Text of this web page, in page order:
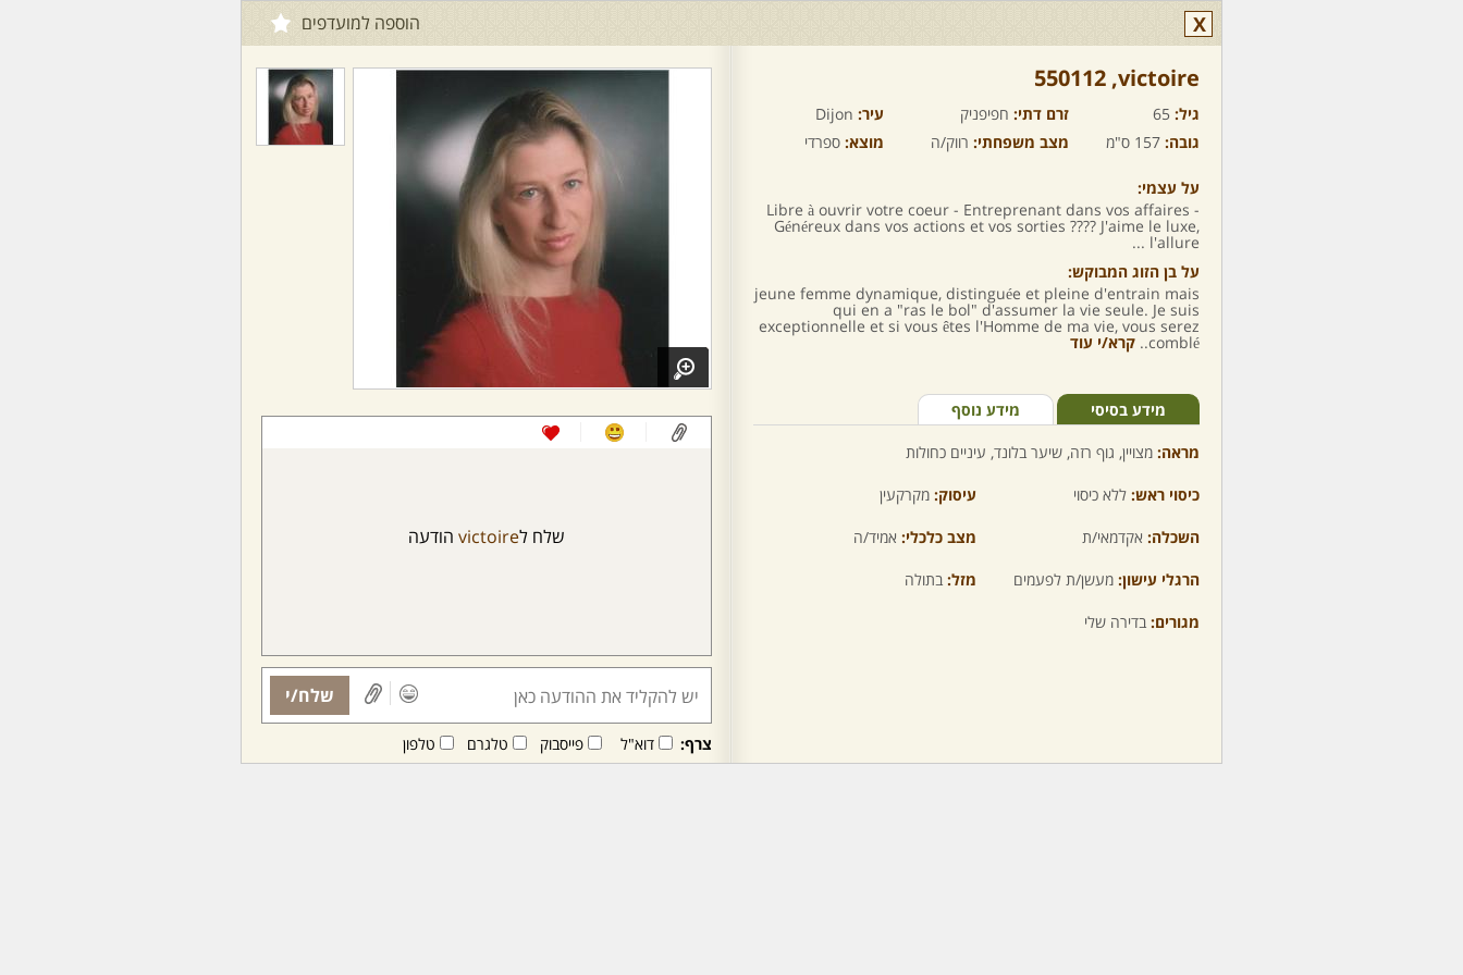
X הוספה למועדפים
victoire,‏ 550112
גיל: 65 זרם דתי: חפיפניק עיר: Dijon
גובה: 157 ס"מ מצב משפחתי: רווק/ה מוצא: ספרדי
על עצמי:
Libre à ouvrir votre coeur - Entreprenant dans vos affaires -
Généreux dans vos actions et vos sorties ???? J'aime le luxe,
l'allure ...
על בן הזוג המבוקש:
jeune femme dynamique, distinguée et pleine d'entrain mais
qui en a "ras le bol" d'assumer la vie seule. Je suis
exceptionnelle et si vous êtes l'Homme de ma vie, vous serez
comblé.. קרא/י עוד
מידע בסיסי מידע נוסף
מראה: מצויין, גוף רזה, שיער בלונד, עיניים כחולות
כיסוי ראש: ללא כיסוי עיסוק: מקרקעין
השכלה: אקדמאי/ת מצב כלכלי: אמיד/ה
הרגלי עישון: מעשן/ת לפעמים מזל: בתולה
מגורים: בדירה שלי
שלח לvictoire הודעה
שלח/י
צרף: דוא"ל פייסבוק טלגרם טלפון